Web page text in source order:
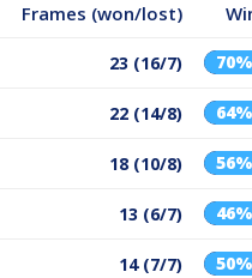
Frames (won/lost)
23 (16/7) 70%
22 (14/8) 64%
18 (10/8) 56%
13 (6/7) 46%
14 (7/7) 50%